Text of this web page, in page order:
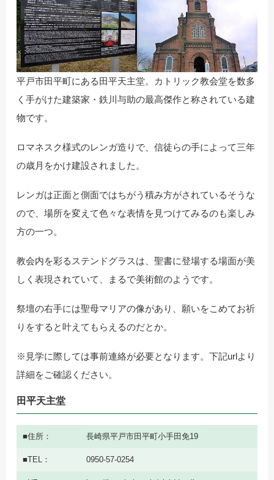
平戸市田平町にある田平天主堂。カトリック教会堂を数多
く手がけた建築家・鉄川与助の最高傑作と称されている建
物です。
ロマネスク様式のレンガ造りで、信徒らの手によって三年
の歳月をかけ建設されました。
レンガは正面と側面ではちがう積み方がされているそうな
ので、場所を変えて色々な表情を見つけてみるのも楽しみ
方の一つ。
教会内を彩るステンドグラスは、聖書に登場する場面が美
しく表現されていて、まるで美術館のようです。
祭壇の右手には聖母マリアの像があり、願いをこめてお祈
りをすると叶えてもらえるのだとか。
※見学に際しては事前連絡が必要となります。下記urlより
詳細をご確認ください。
田平天主堂
住所 長崎県平戸市田平町小手田免19
TEL 0950-57-0254